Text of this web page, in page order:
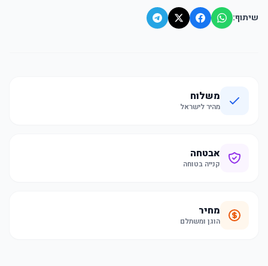
שיתוף:
משלוח
מהיר לישראל
אבטחה
קנייה בטוחה
מחיר
הוגן ומשתלם